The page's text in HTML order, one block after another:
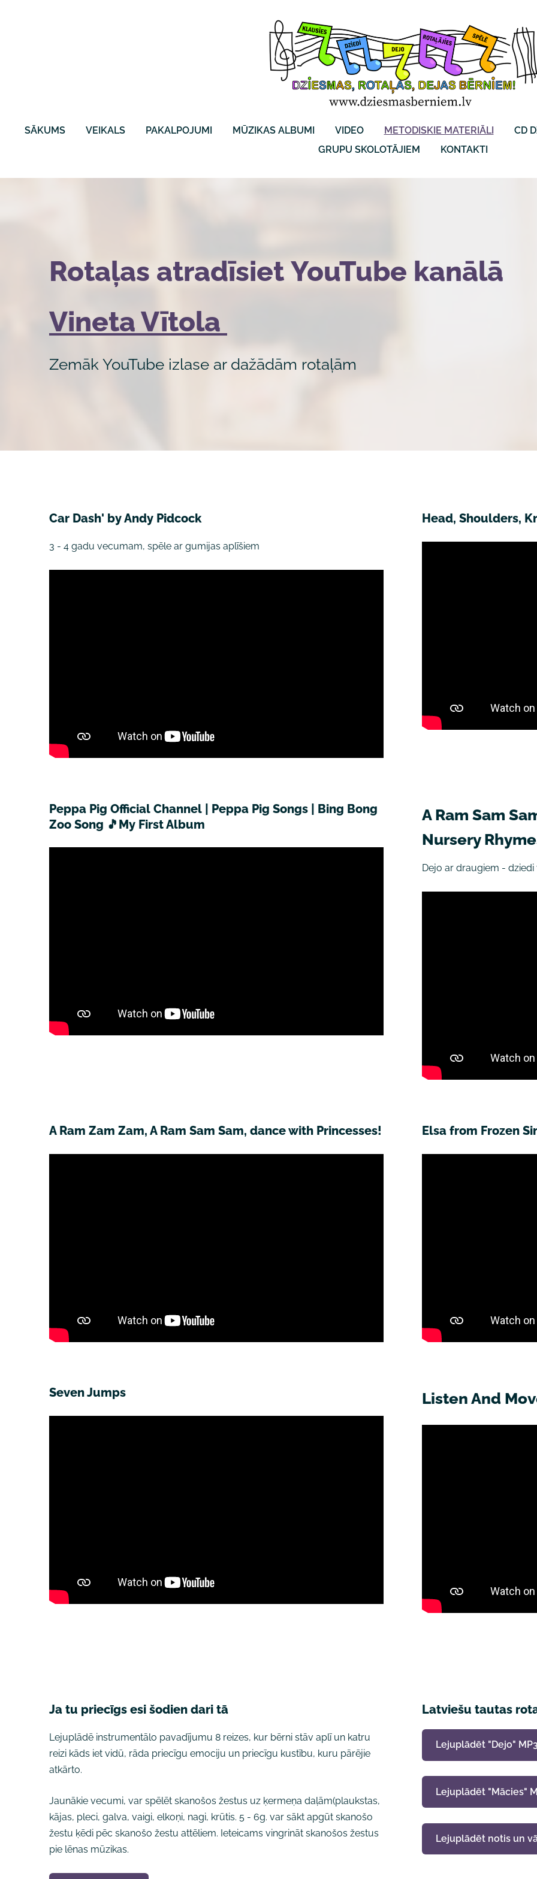
SĀKUMS VEIKALS PAKALPOJUMI MŪZIKAS ALBUMI VIDEO METODISKIE MATERIĀLI
CD
GRUPU SKOLOTĀJIEM
KONTAKTI
Rotaļas atradīsiet YouTube kanālā
Vineta Vītola
Zemāk YouTube izlase ar dažādām rotaļām
Car Dash' by Andy Pidcock
3 - 4 gadu vecumam, spēle ar gumijas aplīšiem
Head, Shoulders,
Peppa Pig Official Channel | Peppa Pig Songs | Bing Bong
Zoo Song 🎵My First Album
A Ram Sam
Nursery
Dejo ar draugiem -
A Ram Zam Zam, A Ram Sam Sam, dance with Princesses! Elsa from Frozen
Seven Jumps Listen And
Ja tu priecīgs esi šodien dari tā
Lejuplādē instrumentālo pavadījumu 8 reizes, kur bērni stāv aplī un katru
reizi kāds iet vidū, rāda priecīgu emociju un priecīgu kustību, kuru pārējie
atkārto.
Jaunākie vecumi, var spēlēt skanošos žestus uz ķermeņa daļām(plaukstas,
kājas, pleci, galva, vaigi, elkoņi, nagi, krūtis. 5 - 6g. var sākt apgūt skanošo
žestu ķēdi pēc skanošo žestu attēliem. Ieteicams vingrināt skanošos žestus
pie lēnas mūzikas.
Latviešu tautas
Lejuplādēt "Dejo"
Lejuplādēt "Mācies"
Lejuplādēt notis un